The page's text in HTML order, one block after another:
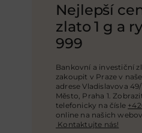
Nejlepší
zlato 1 g a
999
Bankovní a investiční
zakoupit v Praze v
adrese Vladislavova
Město, Praha 1.
telefonicky na čísle
online na našich
Kontaktujte nás!